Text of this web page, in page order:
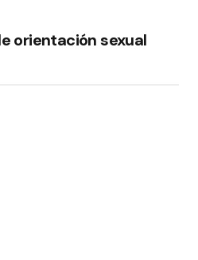
orientación sexual